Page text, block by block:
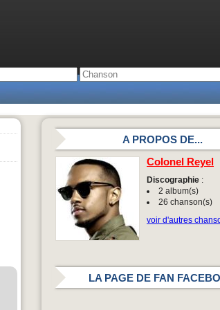
A PROPOS DE...
Colonel Reyel
Discographie :
2 album(s)
26 chanson(s)
voir d'autres
LA PAGE DE FAN